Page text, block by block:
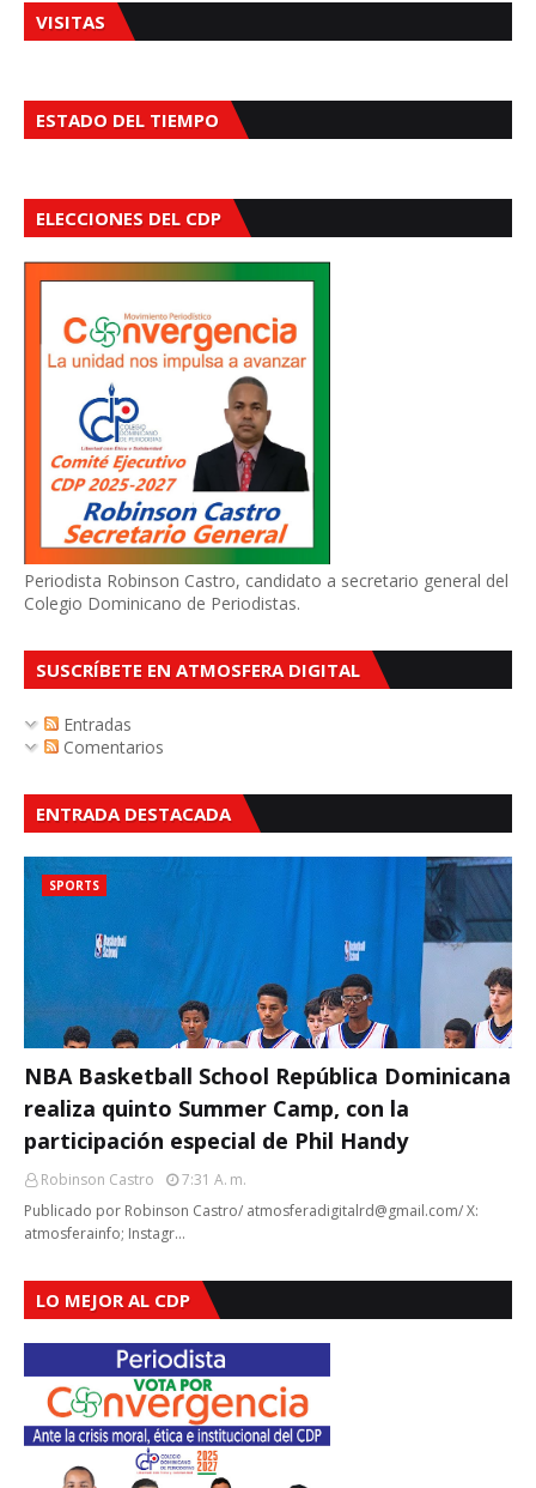
VISITAS
ESTADO DEL TIEMPO
ELECCIONES DEL CDP
Periodista Robinson Castro, candidato a secretario general del
Colegio Dominicano de Periodistas.
SUSCRÍBETE EN ATMOSFERA DIGITAL
Entradas
Comentarios
ENTRADA DESTACADA
SPORTS
NBA Basketball School República Dominicana
realiza quinto Summer Camp, con la
participación especial de Phil Handy
Robinson Castro
7:31 A. M.
Publicado por Robinson Castro/ atmosferadigitalrd@gmail.com/ X:
atmosferainfo; Instagr…
LO MEJOR AL CDP